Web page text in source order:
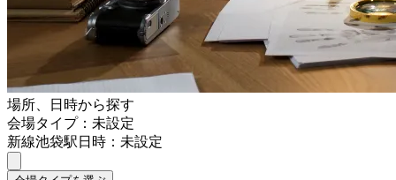
場所、日時から探す
会場タイプ：未設定
新線池袋駅日時：未設定